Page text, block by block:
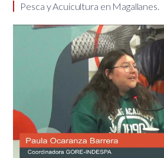
Pesca y Acuicultura en Magallanes.